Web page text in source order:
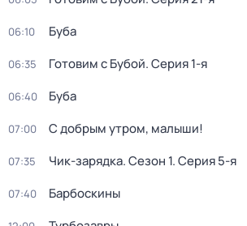
06:10 Буба
06:35 Готовим с Бубой. Серия 1-я
06:40 Буба
07:00 С добрым утром, малыши!
07:35 Чик-зарядка. Сезон 1. Серия 5-я
07:40 Барбоскины